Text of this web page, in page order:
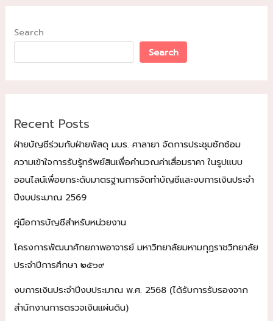
คือ
การ
สร้าง
มนุษย์
ที่
สมบูรณ์
แก่
สามเณร
นักเรียน
การ
ศึกษา
เฉลิม
กุมารี
Search
Search
Recent Posts
ฝ่ายบัญชีร่วมกับฝ่ายพัสดุ มมร. ศาลายา จัดการประชุมซักซ้อม
ความเข้าใจการรับรู้ทรัพย์สินเพื่อคำนวณค่าเสื่อมราคา ในรูปแบบ
ออนไลน์เพื่อยกระดับมาตรฐานการจัดทำบัญชีและงบการเงินประจำ
ปีงบประมาณ 2569
คู่มือการบัญชีสำหรับหน่วยงาน
โครงการพัฒนาศักยภาพอาจารย์ มหาวิทยาลัยมหามกุฏราชวิทยาลัย
ประจำปีการศึกษา ๒๕๖๙
งบการเงินประจำปีงบประมาณ พ.ศ. 2568 (ได้รับการรับรองจาก
สำนักงานการตรวจเงินแผ่นดิน)